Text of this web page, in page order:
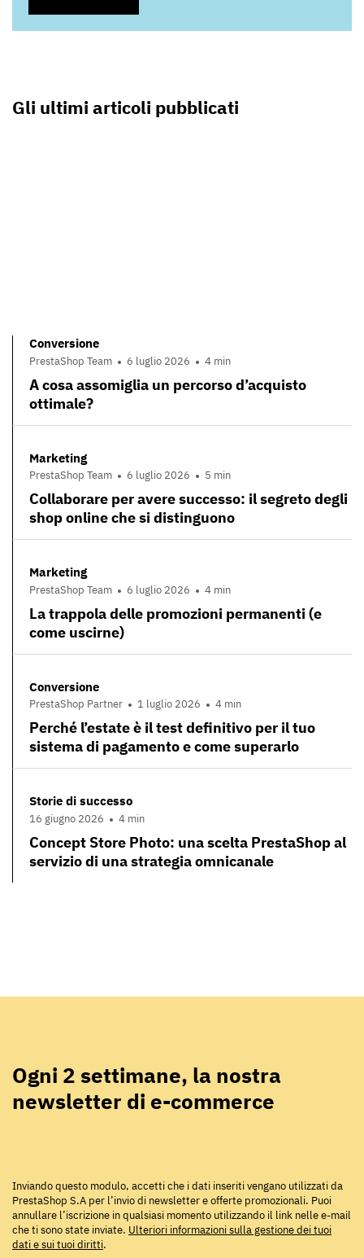
Gli ultimi articoli pubblicati
Conversione
PrestaShop Team 6 luglio 2026 4 min
A cosa assomiglia un percorso d’acquisto
ottimale?
Marketing
PrestaShop Team 6 luglio 2026 5 min
Collaborare per avere successo: il segreto degli
shop online che si distinguono
Marketing
PrestaShop Team 6 luglio 2026 4 min
La trappola delle promozioni permanenti (e
come uscirne)
Conversione
PrestaShop Partner 1 luglio 2026 4 min
Perché l’estate è il test definitivo per il tuo
sistema di pagamento e come superarlo
Storie di successo
16 giugno 2026 4 min
Concept Store Photo: una scelta PrestaShop al
servizio di una strategia omnicanale
Ogni 2 settimane, la nostra
newsletter di e-commerce
Inviando questo modulo, accetti che i dati inseriti vengano utilizzati da
PrestaShop S.A per l’invio di newsletter e offerte promozionali. Puoi
annullare l’iscrizione in qualsiasi momento utilizzando il link nelle e-mail
che ti sono state inviate. Ulteriori informazioni sulla gestione dei tuoi
dati e sui tuoi diritti.